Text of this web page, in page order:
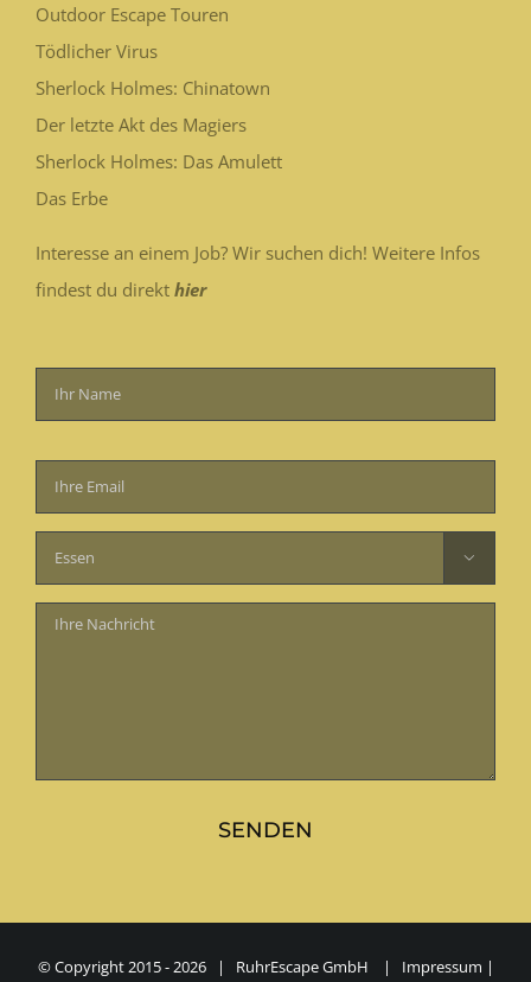
Outdoor Escape Touren
Tödlicher Virus
Sherlock Holmes: Chinatown
Der letzte Akt des Magiers
Sherlock Holmes: Das Amulett
Das Erbe
Interesse an einem Job? Wir suchen dich! Weitere Infos
findest du direkt hier
lasse
dieses
Feld
leer.

© Copyright 2015 -2026 | RuhrEscape GmbH | Impressum |